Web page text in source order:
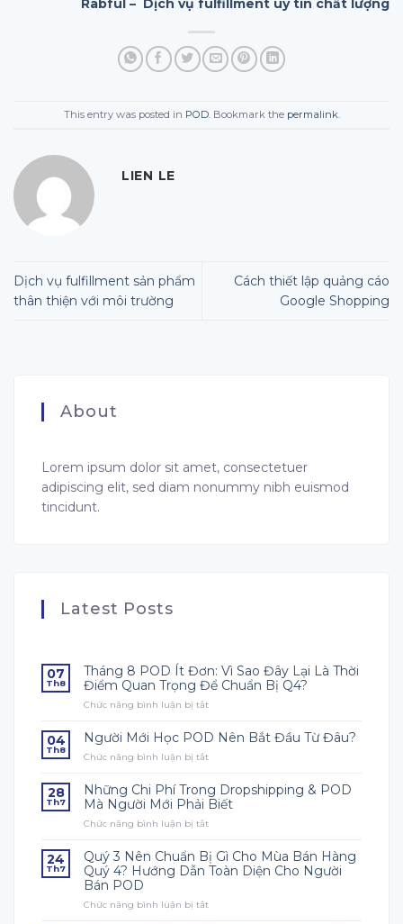
Rabful – Dịch vụ fulfillment uy tín chất lượng
This entry was posted in POD. Bookmark the permalink
LIEN LE
Dịch vụ fulfillment sản phẩm
thân thiện với môi trường
Cách thiết lập quảng cáo
Google Shopping
About
Lorem ipsum dolor sit amet, consectetuer
adipiscing elit, sed diam nonummy nibh euismod
tincidunt.
Latest Posts
07
Th8
Tháng 8 POD Ít Đơn: Vì Sao Đây Lại Là Thời
Điểm Quan Trọng Để Chuẩn Bị Q4?
Chức năng bình luận bị tắt
8
POD
Vì
Sao
Thời
Điểm
04
Th8
Người Mới Học POD Nên Bắt Đầu Từ Đâu?
Chức năng bình luận bị tắt
Mới
Học
POD
Đầu
Từ
Đâu?
28
Th7
Những Chi Phí Trong Dropshipping & POD
Mà Người Mới Phải Biết
Chức năng bình luận bị tắt
Chi
Phí
Trong
24
Th7
Quý 3 Nên Chuẩn Bị Gì Cho Mùa Bán Hàng
Quý 4? Hướng Dẫn Toàn Diện Cho Người
Bán POD
Chức năng bình luận bị tắt